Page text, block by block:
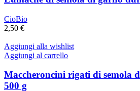
CioBio
2,50 €
Aggiungi alla wishlist
Aggiungi al carrello
Maccheroncini rigati di semola
500 g